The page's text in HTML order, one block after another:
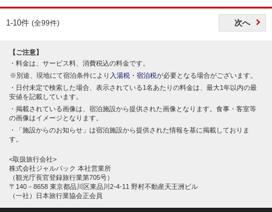
1-10件 (全99件) 次へ
【ご注意】
料金は、サービス料、消費税込の料金です。
別途、現地にて宿泊条件により 入湯税・宿泊税が必要となる場合がございます。
日付未定で検索した場合、表示されている1名あたりの料金は、最大1年以内の最
安値を記載しています。
掲載されている画像は、宿泊施設から提供された画像となります。食事・客室等
の画像はイメージとなります。
「施設からのお知らせ」は宿泊施設から提供された情報を基に掲載しておりま
す。
<取扱旅行会社>
株式会社ジャルパック 本社営業所
（観光庁長官登録旅行業第705号）
〒140－8658 東京都品川区東品川2-4-11 野村不動産天王洲ビル
（一社）日本旅行業協会正会員